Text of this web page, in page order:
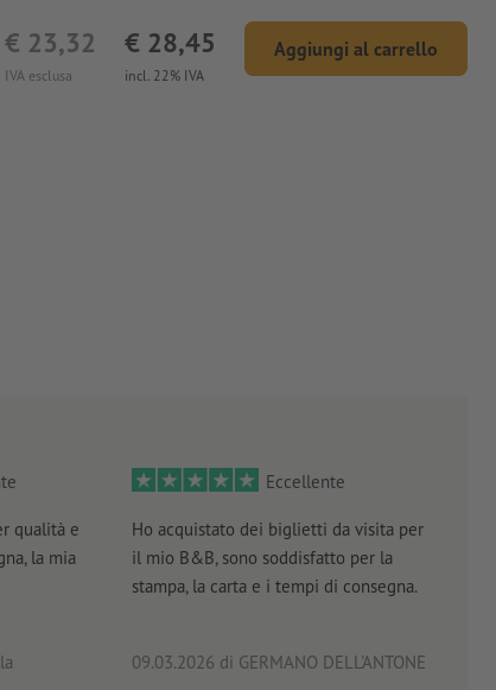
IVA esclusa
€ 23,32
incl. 22% IVA
€ 28,45 Aggiungi al carrello
qualità e
la mia
Eccellente
Ho acquistato dei biglietti da visita per
il mio B&B, sono soddisfatto per la
stampa, la carta e i tempi di consegna.
09.03.2026 di GERMANO DELL'ANTONE